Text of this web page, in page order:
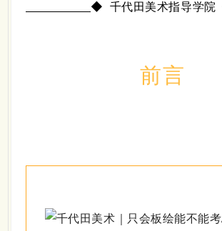
◆ 千代田美术指导学院
前言